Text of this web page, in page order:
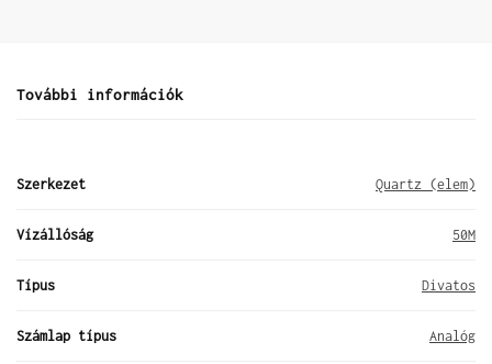
További információk
Szerkezet Quartz (elem)
Vízállóság 50M
Típus Divatos
Számlap típus Analóg